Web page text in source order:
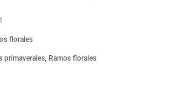
florales
primaverales Ramos florales